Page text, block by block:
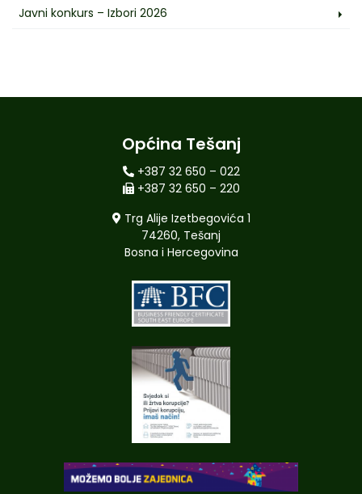
Javni konkurs – Izbori 2026
Općina Tešanj
+387 32 650 – 022
+387 32 650 – 220
Trg Alije Izetbegovića 1
74260, Tešanj
Bosna i Hercegovina